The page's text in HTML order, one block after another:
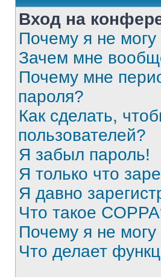
Вход на
Почему я не могу
Зачем мне
Почему мне
пароля?
Как сделать,
пользователей?
Я забыл пароль!
Я только что
Я давно
Что такое
Почему я не могу
Что делает